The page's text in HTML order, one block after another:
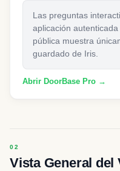
Las preguntas
aplicación
pública muestra
guardado de Iris.
Abrir DoorBase Pro →
Vista General del